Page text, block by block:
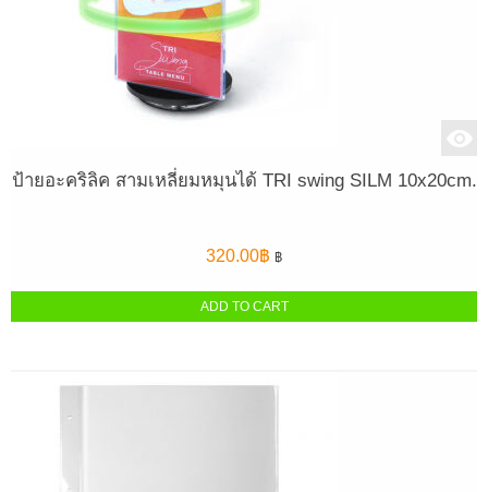
ป้ายอะคริลิค สามเหลี่ยมหมุนได้ TRI swing SILM 10x20cm.
320.00฿ ฿
ADD TO CART